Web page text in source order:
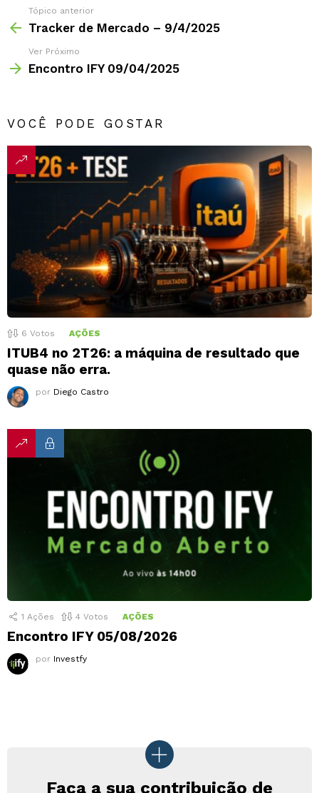
Tópico anterior
Tracker de Mercado – 9/4/2025
Ver Próximo
Encontro IFY 09/04/2025
VOCÊ PODE GOSTAR
6 Votos AÇÕES
ITUB4 no 2T26: a máquina de resultado que
quase não erra.
por Diego Castro
1 Ações 4 Votos AÇÕES
Encontro IFY 05/08/2026
por Investfy
Faça a sua contribuição de